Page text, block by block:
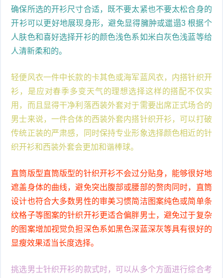
确保所选的开衫尺寸合适，既不要太紧也不要太松合身的
开衫可以更好地展现身形，避免显得臃肿或邋遢3 根据个
人肤色和喜好选择开衫的颜色浅色系如米白灰色浅蓝等给
人清新柔和的。
轻便风衣一件中长款的卡其色或海军蓝风衣，内搭针织开
衫，是应对春季多变天气的理想选择这样的搭配不仅实
用，而且显得干净利落西装外套对于需要出席正式场合的
男士来说，一件合体的西装外套内搭针织开衫，可以打破
传统正装的严肃感，同时保持专业形象选择颜色相近的针
织开衫和西装外套会更加和谐棒球。
直筒版型直筒版型的针织开衫不会过分贴身，能够很好地
遮盖身体的曲线，避免突出腹部或腰部的赘肉同时，直筒
设计也符合大多数男性的审美习惯简洁图案纯色或简单条
纹格子等图案的针织开衫更适合偏胖男士，避免过于复杂
的图案增加视觉负担深色系如黑色深蓝深灰等具有很好的
显瘦效果适当长度选择。
挑选男士针织开衫的款式时，可以从多个方面进行综合考